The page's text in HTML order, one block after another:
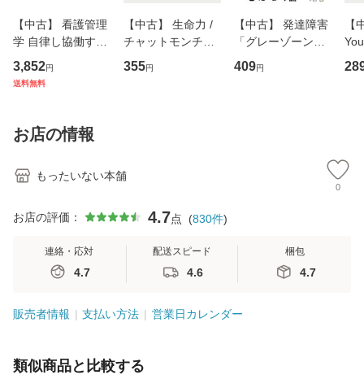
【中古】 看護管理
学 自律し協働する
専門職の看護マネ
ジメントスキル 改
恵 藤本幸三 / 南江
堂 [単行
3,852円
送料無料
【中古】 生命力 /
チャットモンチー /
キューンレコード
[CD]【メール便送
355円
【中古】 発達障害
「グレーゾーン」
その正しい理解と
克服法 (SB新書 57
409円
【
のが
お店の情報
もったいない本舗
0
お店の評価： 4.7点 (830件)
連絡・応対
4.7
配送スピード
4.6
梱包
4.7
販売者情報 支払い方法 営業日カレンダー
類似商品と比較する